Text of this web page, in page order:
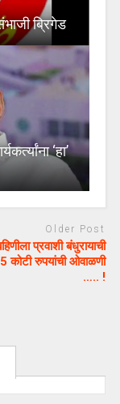
ब्रिगेड
‘हा’
Older Post
प्रवाशी बंधुरायाची
कोटी रुपयांची ओवाळणी
….. !